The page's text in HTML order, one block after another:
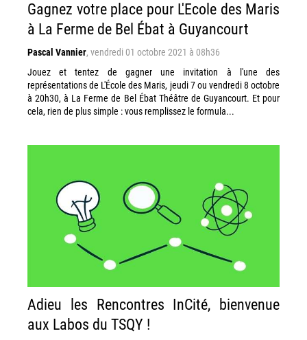
Gagnez votre place pour L'Ecole des Maris
à La Ferme de Bel Ébat à Guyancourt
Pascal Vannier, vendredi 01 octobre 2021 à 08h36
Jouez et tentez de gagner une invitation à l'une des
représentations de L'École des Maris, jeudi 7 ou vendredi 8 octobre
à 20h30, à La Ferme de Bel Ébat Théâtre de Guyancourt. Et pour
cela, rien de plus simple : vous remplissez le formula...
Adieu les Rencontres InCité, bienvenue
aux Labos du TSQY !